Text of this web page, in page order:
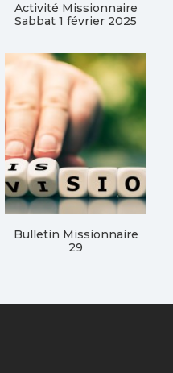
Activité Missionnaire
Sabbat 1 février 2025
Bulletin Missionnaire
29